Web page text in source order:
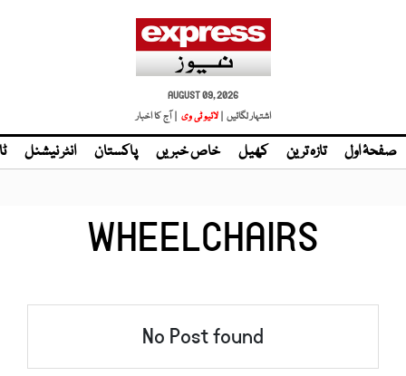
AUGUST 09, 2026
اشتہار لگائیں | لائیو ٹی وی | آج کا اخبار
صفحۂ اول تازہ ترین کھیل خاص خبریں پاکستان انٹر نیشنل
WHEELCHAIRS
No Post found